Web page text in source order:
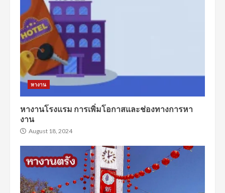
หางาน
หางานโรงแรม การเพิ่มโอกาสและช่องทางการหา
งาน
August 18, 2024